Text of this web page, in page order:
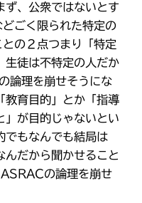
ず、公衆ではないとす
ごく限られた特定の
の２点つまり「特定
生徒は不特定の人だか
論理を崩せそうにな
教育目的」とか「指導
」が目的じゃないとい
でもなんでも結局は
んだから聞かせること
の論理を崩せ